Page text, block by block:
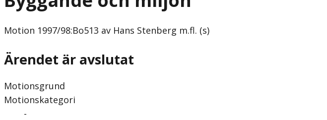
Motion 1997/98:Bo513 av Hans Stenberg m.fl. (s)
Ärendet är avslutat
Motionsgrund
Motionskategori
-